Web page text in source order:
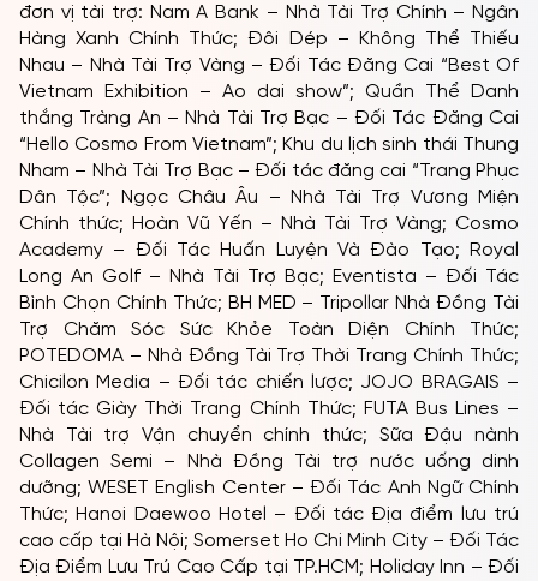
đơn vị tài trợ: Nam A Bank – Nhà Tài Trợ Chính – Ngân
Hàng Xanh Chính Thức; Đôi Dép – Không Thể Thiếu
Nhau – Nhà Tài Trợ Vàng – Đối Tác Đăng Cai “Best Of
Vietnam Exhibition – Ao dai show”; Quần Thể Danh
thắng Tràng An – Nhà Tài Trợ Bạc – Đối Tác Đăng Cai
“Hello Cosmo From Vietnam”; Khu du lịch sinh thái Thung
Nham – Nhà Tài Trợ Bạc – Đối tác đăng cai “Trang Phục
Dân Tộc”; Ngọc Châu Âu – Nhà Tài Trợ Vương Miện
Chính thức; Hoàn Vũ Yến – Nhà Tài Trợ Vàng; Cosmo
Academy – Đối Tác Huấn Luyện Và Đào Tạo; Royal
Long An Golf – Nhà Tài Trợ Bạc; Eventista – Đối Tác
Bình Chọn Chính Thức; BH MED – Tripollar Nhà Đồng Tài
Trợ Chăm Sóc Sức Khỏe Toàn Diện Chính Thức;
POTEDOMA – Nhà Đồng Tài Trợ Thời Trang Chính Thức;
Chicilon Media – Đối tác chiến lược; JOJO BRAGAIS –
Đối tác Giày Thời Trang Chính Thức; FUTA Bus Lines –
Nhà Tài trợ Vận chuyển chính thức; Sữa Đậu nành
Collagen Semi – Nhà Đồng Tài trợ nước uống dinh
dưỡng; WESET English Center – Đối Tác Anh Ngữ Chính
Thức; Hanoi Daewoo Hotel – Đối tác Địa điểm lưu trú
cao cấp tại Hà Nội; Somerset Ho Chi Minh City – Đối Tác
Địa Điểm Lưu Trú Cao Cấp tại TP.HCM; Holiday Inn – Đối